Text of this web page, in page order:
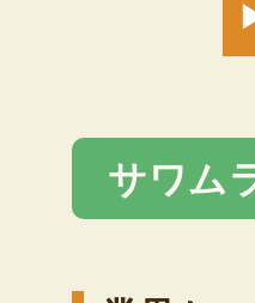
サワム